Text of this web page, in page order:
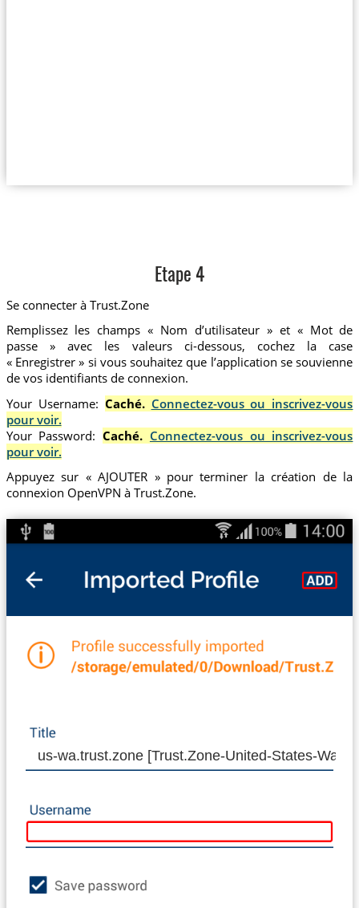
Etape 4
Se connecter à Trust.Zone
Remplissez les champs « Nom d’utilisateur » et « Mot de
passe » avec les valeurs ci-dessous, cochez la case
« Enregistrer » si vous souhaitez que l’application se souvienne
de vos identifiants de connexion.
Your Username: Caché. Connectez-vous ou inscrivez-vous
pour voir.
Your Password:Caché. Connectez-vous ou inscrivez-vous
pour voir.
Appuyez sur « AJOUTER » pour terminer la création de la
connexion OpenVPN à Trust.Zone.
us-wa.trust.zone [Trust.Zone-United-States-